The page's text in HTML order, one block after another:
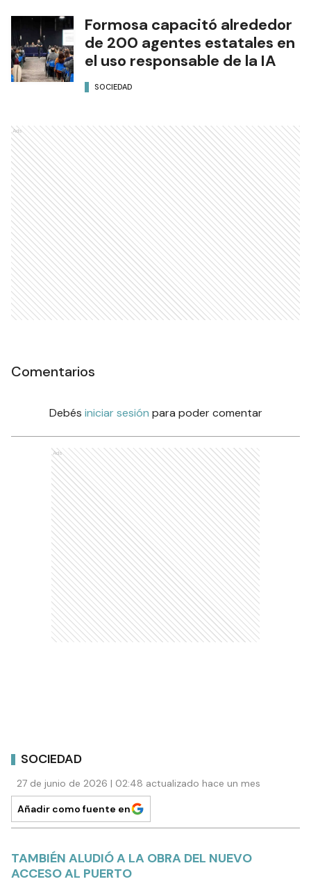
Formosa capacitó alrededor
de 200 agentes estatales en
el uso responsable de la IA
SOCIEDAD
Ads
Comentarios
Debés iniciar sesión para poder comentar
Ads
SOCIEDAD
27 de junio de 2026 | 02:48 actualizado hace un mes
Añadir como fuente en
TAMBIÉN ALUDIÓ A LA OBRA DEL NUEVO
ACCESO AL PUERTO